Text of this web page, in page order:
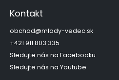
Kontakt
obchod@mlady-vedec.sk
+421 911 803 335
Sledujte nás na Facebooku
Sledujte nás na Youtube